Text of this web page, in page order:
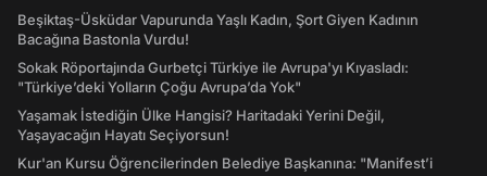
Beşiktaş-Üsküdar Vapurunda Yaşlı Kadın, Şort Giyen Kadının
Bacağına Bastonla Vurdu!
Sokak Röportajında Gurbetçi Türkiye ile Avrupa'yı Kıyasladı:
"Türkiye’deki Yolların Çoğu Avrupa’da Yok"
Yaşamak İstediğin Ülke Hangisi? Haritadaki Yerini Değil,
Yaşayacağın Hayatı Seçiyorsun!
Kur'an Kursu Öğrencilerinden Belediye Başkanına: "Manifest’i